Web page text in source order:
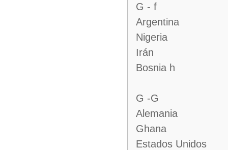
G - f
Argentina
Nigeria
Irán
Bosnia h
G -G
Alemania
Ghana
Estados Unidos